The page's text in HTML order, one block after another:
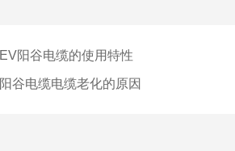
EV阳谷电缆的使用特性
阳谷电缆电缆老化的原因